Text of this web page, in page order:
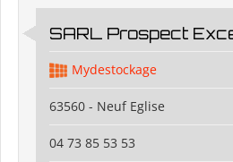
SARL Prospect
Mydestockage
63560 - Neuf Eglise
04 73 85 53 53